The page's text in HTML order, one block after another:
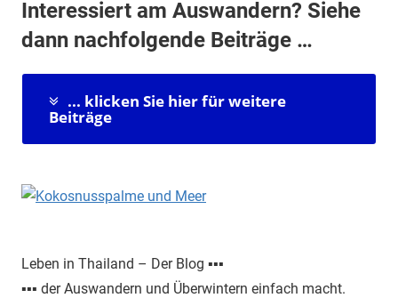
Interessiert am Auswandern? Siehe
dann nachfolgende Beiträge …
... klicken Sie hier für weitere
Beiträge
Leben in Thailand – Der Blog ▪▪▪
▪▪▪ der Auswandern und Überwintern einfach macht.